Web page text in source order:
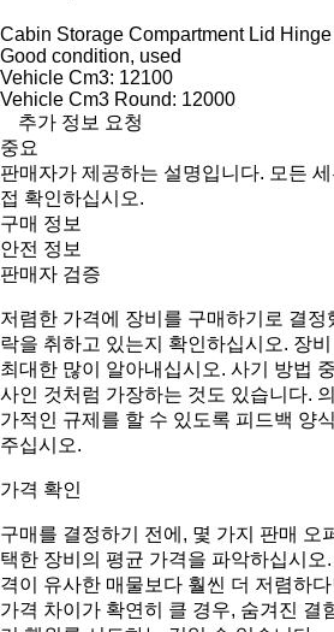
Cabin Storage Compartment Lid Hinge
Good condition, used
Vehicle Cm3: 12100
Vehicle Cm3 Round: 12000
추가 정보 요청
중요
판매자가 제공하는 설명입니다. 모든
접 확인하십시오.
구매 정보
안전 정보
판매자 검증
저렴한 가격에 장비를 구매하기로 결정
락을 취하고 있는지 확인하십시오. 장
최대한 많이 알아내십시오. 사기 방법
사인 것처럼 가장하는 것도 있습니다.
가적인 규제를 할 수 있도록 피드백 양
주십시오.
가격 확인
구매를 결정하기 전에, 몇 가지 판매 오
택한 장비의 평균 가격을 파악하십시
격이 유사한 매물보다 훨씬 더 저렴하
가격 차이가 확연히 클 경우, 숨겨진 결